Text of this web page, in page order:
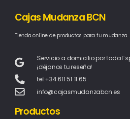
Cajas Mudanza BCN
Tienda online de productos para tu mudanza.
Servicio a domicilio por toda
¡déjanos tu reseña!
tel:+34 611 51 11 65
info@cajasmudanzabcn.es
Productos